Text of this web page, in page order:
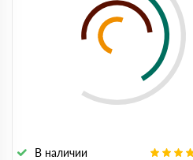
В наличии